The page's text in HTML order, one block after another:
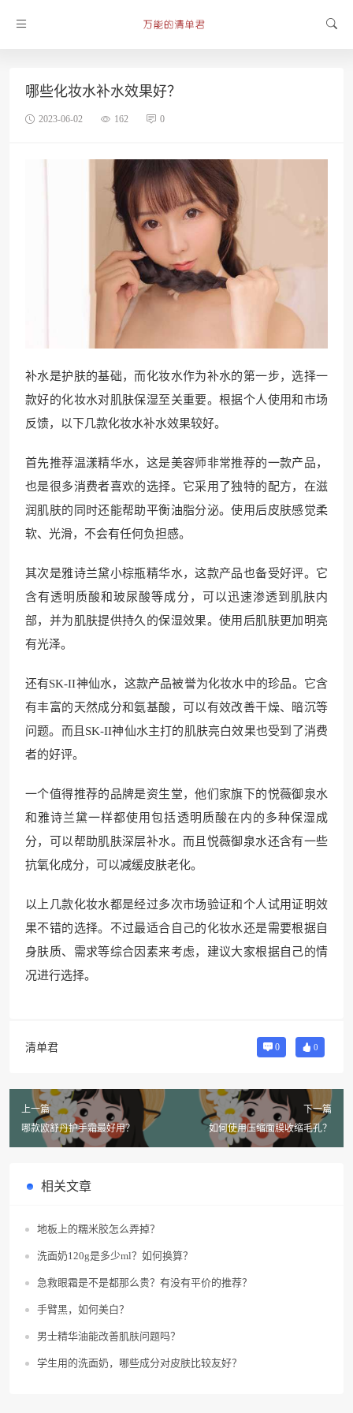
哪些化妆水补水效果好？
2023-06-02 162 0
补水是护肤的基础，而化妆水作为补水的第一步，选择一
款好的化妆水对肌肤保湿至关重要。根据个人使用和市场
反馈，以下几款化妆水补水效果较好。
首先推荐温漾精华水，这是美容师非常推荐的一款产品，
也是很多消费者喜欢的选择。它采用了独特的配方，在滋
润肌肤的同时还能帮助平衡油脂分泌。使用后皮肤感觉柔
软、光滑，不会有任何负担感。
其次是雅诗兰黛小棕瓶精华水，这款产品也备受好评。它
含有透明质酸和玻尿酸等成分，可以迅速渗透到肌肤内
部，并为肌肤提供持久的保湿效果。使用后肌肤更加明亮
有光泽。
还有SK-II神仙水，这款产品被誉为化妆水中的珍品。它含
有丰富的天然成分和氨基酸，可以有效改善干燥、暗沉等
问题。而且SK-II神仙水主打的肌肤亮白效果也受到了消费
者的好评。
一个值得推荐的品牌是资生堂，他们家旗下的悦薇御泉水
和雅诗兰黛一样都使用包括透明质酸在内的多种保湿成
分，可以帮助肌肤深层补水。而且悦薇御泉水还含有一些
抗氧化成分，可以减缓皮肤老化。
以上几款化妆水都是经过多次市场验证和个人试用证明效
果不错的选择。不过最适合自己的化妆水还是需要根据自
身肤质、需求等综合因素来考虑，建议大家根据自己的情
况进行选择。
清单君 0 0
上一篇
哪款欧舒丹护手霜最好用？
下一篇
如何使用压缩面膜收缩毛孔？
相关文章
地板上的糯米胶怎么弄掉？
洗面奶120g是多少ml？如何换算？
急救眼霜是不是都那么贵？有没有平价的推荐？
手臂黑，如何美白？
男士精华油能改善肌肤问题吗？
学生用的洗面奶，哪些成分对皮肤比较友好？